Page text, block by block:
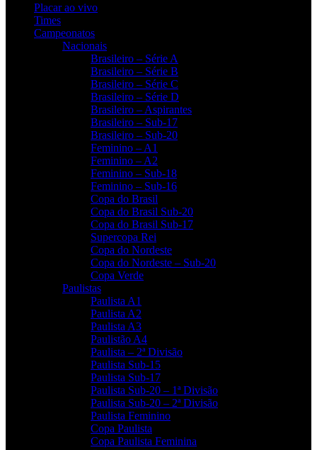
Placar ao vivo
Times
Campeonatos
Nacionais
Brasileiro – Série A
Brasileiro – Série B
Brasileiro – Série C
Brasileiro – Série D
Brasileiro – Aspirantes
Brasileiro – Sub-17
Brasileiro – Sub-20
Feminino – A1
Feminino – A2
Feminino – Sub-18
Feminino – Sub-16
Copa do Brasil
Copa do Brasil Sub-20
Copa do Brasil Sub-17
Supercopa Rei
Copa do Nordeste
Copa do Nordeste – Sub-20
Copa Verde
Paulistas
Paulista A1
Paulista A2
Paulista A3
Paulistão A4
Paulista – 2ª Divisão
Paulista Sub-15
Paulista Sub-17
Paulista Sub-20 – 1ª Divisão
Paulista Sub-20 – 2ª Divisão
Paulista Feminino
Copa Paulista
Copa Paulista Feminina